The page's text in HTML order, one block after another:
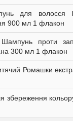
для волосся
900 мл 1 флакон
проти
300 мл 1 флакон
Ромашки
збереження